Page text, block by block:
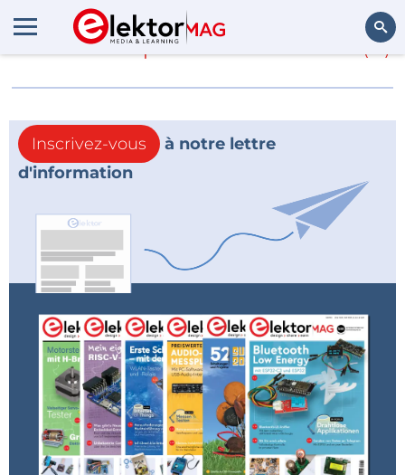
En savoir plus sur (0)
Inscrivez-vous
à notre lettre
d'information